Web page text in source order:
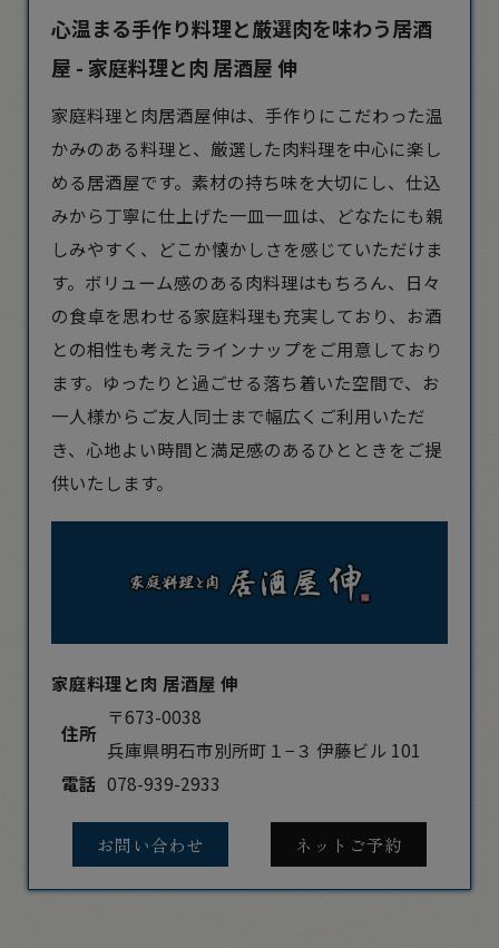
心温まる手作り料理と厳選肉を味わう居酒
屋 - 家庭料理と肉 居酒屋 伸
家庭料理と肉居酒屋伸は、手作りにこだわった温
かみのある料理と、厳選した肉料理を中心に楽し
める居酒屋です。素材の持ち味を大切にし、仕込
みから丁寧に仕上げた一皿一皿は、どなたにも親
しみやすく、どこか懐かしさを感じていただけま
す。ボリューム感のある肉料理はもちろん、日々
の食卓を思わせる家庭料理も充実しており、お酒
との相性も考えたラインナップをご用意しており
ます。ゆったりと過ごせる落ち着いた空間で、お
一人様からご友人同士まで幅広くご利用いただ
き、心地よい時間と満足感のあるひとときをご提
供いたします。
家庭料理と肉 居酒屋 伸
住所
〒673-0038
兵庫県明石市別所町１−３ 伊藤ビル 101
電話 078-939-2933
お問い合わせ ネットご予約